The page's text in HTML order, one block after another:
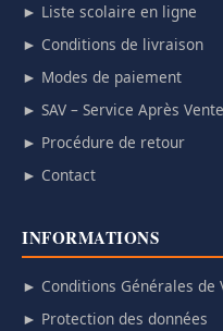
► Liste scolaire en ligne
► Conditions de livraison
► Modes de paiement
► SAV – Service Après Vente
► Procédure de retour
► Contact
INFORMATIONS
► Conditions Générales de
► Protection des données